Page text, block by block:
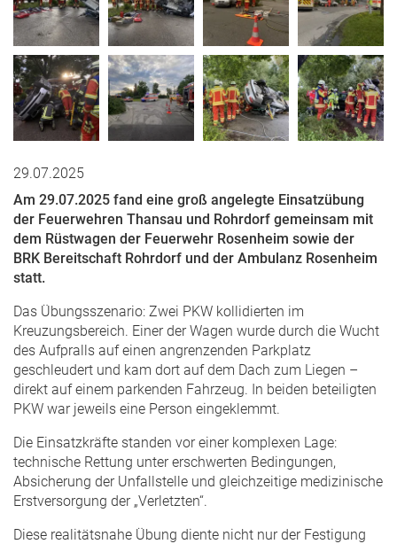
29.07.2025
Am 29.07.2025 fand eine groß angelegte Einsatzübung
der Feuerwehren Thansau und Rohrdorf gemeinsam mit
dem Rüstwagen der Feuerwehr Rosenheim sowie der
BRK Bereitschaft Rohrdorf und der Ambulanz Rosenheim
statt.
Das Übungsszenario: Zwei PKW kollidierten im
Kreuzungsbereich. Einer der Wagen wurde durch die Wucht
des Aufpralls auf einen angrenzenden Parkplatz
geschleudert und kam dort auf dem Dach zum Liegen –
direkt auf einem parkenden Fahrzeug. In beiden beteiligten
PKW war jeweils eine Person eingeklemmt.
Die Einsatzkräfte standen vor einer komplexen Lage:
technische Rettung unter erschwerten Bedingungen,
Absicherung der Unfallstelle und gleichzeitige medizinische
Erstversorgung der „Verletzten“.
Diese realitätsnahe Übung diente nicht nur der Festigung